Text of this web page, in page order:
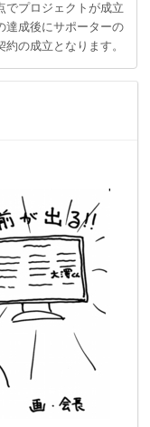
でプロジェクトが成立
達成後にサポーターの
の成立となります。